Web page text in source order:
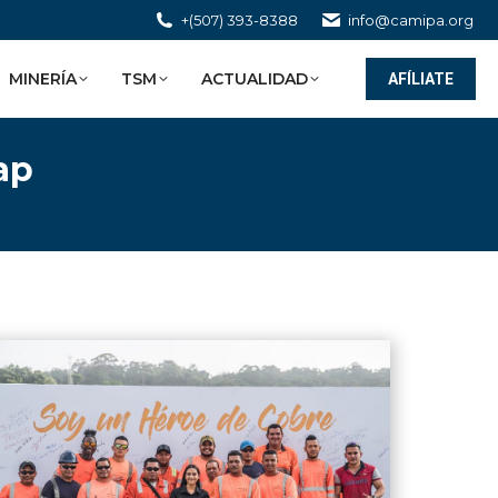
+(507) 393-8388 info@camipa.org
MINERÍA TSM ACTUALIDAD AFÍLIATE